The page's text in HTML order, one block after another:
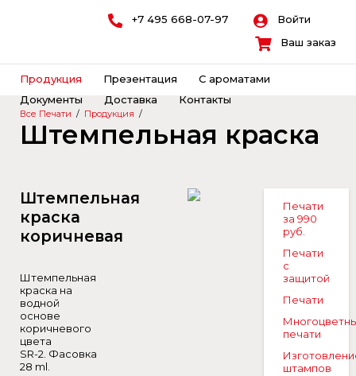
+7 495 668-07-97
Войти
Ваш заказ
Продукция Презентация
С ароматами
Документы
Доставка Контакты
Все Печати / Продукция /
Штемпельная краска
Штемпельная
краска
коричневая
Штемпельная
краска на
водной
основе
коричневого
цвета
SR-2. Фасовка
28 ml.
Печати
за 990
руб.
Печати
с
защитой
Печати
печати
штампов